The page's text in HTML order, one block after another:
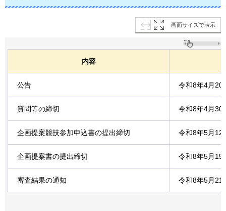
画面サイズで表示
内容
公告 令和8年4月20
質問等の締切 令和8年4月30
企画提案競技参加申込書の提出締切 令和8年5月12
企画提案書の提出締切 令和8年5月15
審査結果の通知 令和8年5月21